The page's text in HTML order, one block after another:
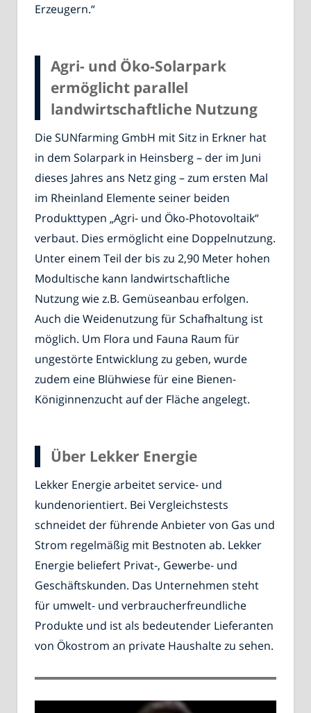
Erzeugern.“
Agri- und Öko-Solarpark
ermöglicht parallel
landwirtschaftliche Nutzung
Die SUNfarming GmbH mit Sitz in Erkner hat
in dem Solarpark in Heinsberg – der im Juni
dieses Jahres ans Netz ging – zum ersten Mal
im Rheinland Elemente seiner beiden
Produkttypen „Agri- und Öko-Photovoltaik“
verbaut. Dies ermöglicht eine Doppelnutzung.
Unter einem Teil der bis zu 2,90 Meter hohen
Modultische kann landwirtschaftliche
Nutzung wie z.B. Gemüseanbau erfolgen.
Auch die Weidenutzung für Schafhaltung ist
möglich. Um Flora und Fauna Raum für
ungestörte Entwicklung zu geben, wurde
zudem eine Blühwiese für eine Bienen-
Königinnenzucht auf der Fläche angelegt.
Über Lekker Energie
Lekker Energie arbeitet service- und
kundenorientiert. Bei Vergleichstests
schneidet der führende Anbieter von Gas und
Strom regelmäßig mit Bestnoten ab. Lekker
Energie beliefert Privat-, Gewerbe- und
Geschäftskunden. Das Unternehmen steht
für umwelt- und verbraucherfreundliche
Produkte und ist als bedeutender Lieferanten
von Ökostrom an private Haushalte zu sehen.